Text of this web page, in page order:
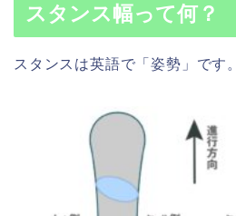
スタンス幅って何？
スタンスは英語で「姿勢」です。